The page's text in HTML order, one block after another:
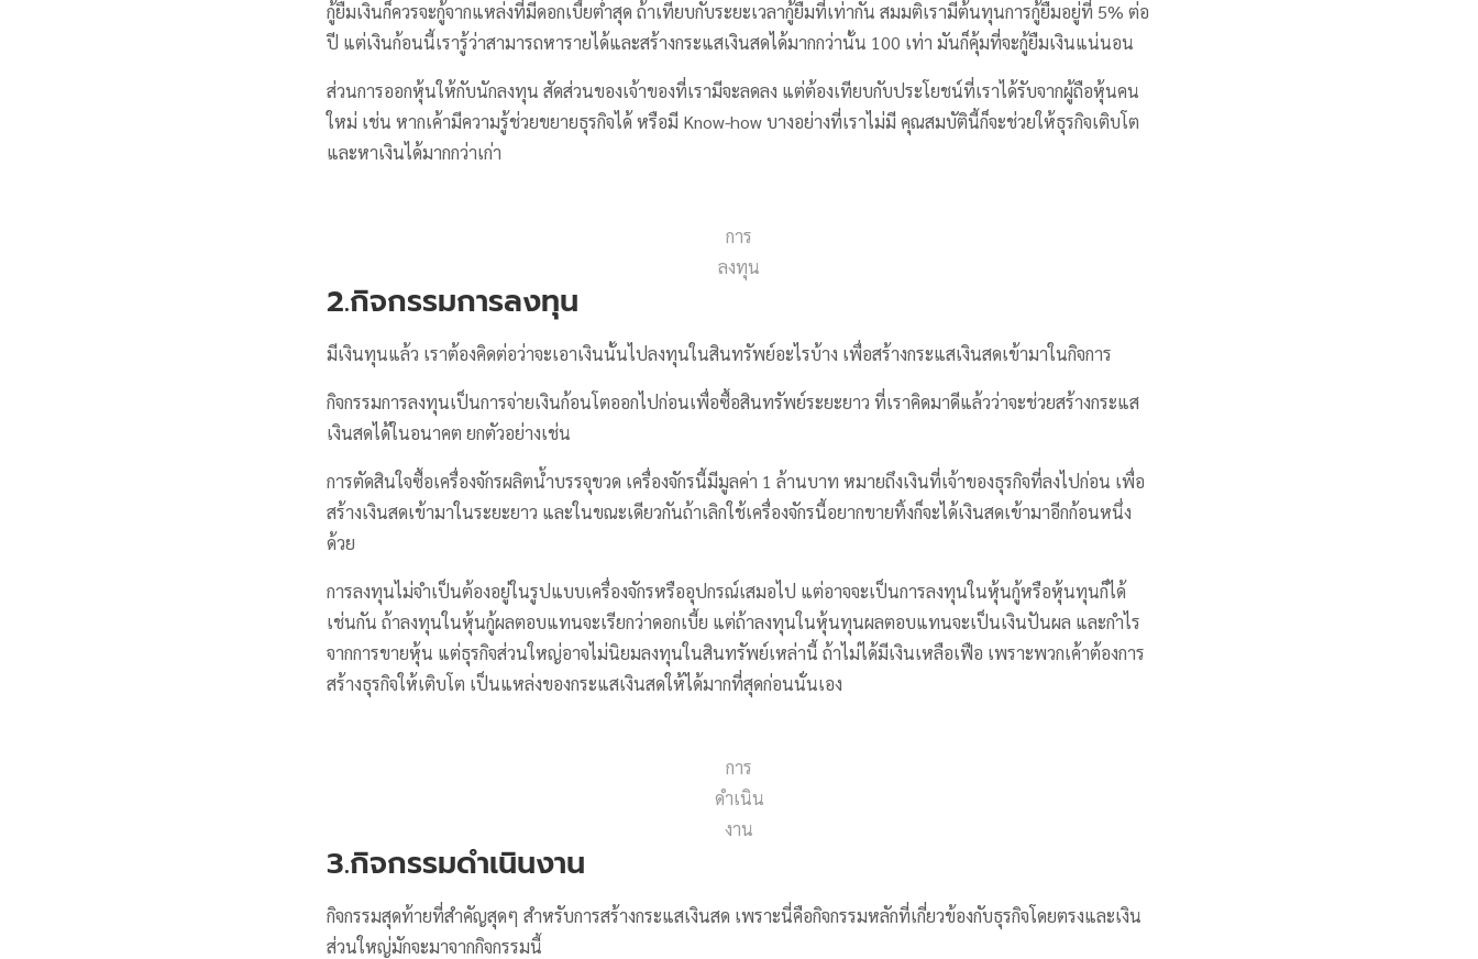
กู้ยืมเงินก็ควรจะกู้จากแหล่งที่มีดอกเบี้ยต่ำสุด ถ้าเทียบกับระยะเวลากู้ยืมที่เท่ากัน สมมติเรามีต้นทุนการกู้ยืมอยู่ที่ 5% ต่อ
ปี แต่เงินก้อนนี้เรารู้ว่าสามารถหารายได้และสร้างกระแสเงินสดได้มากกว่านั้น 100 เท่า มันก็คุ้มที่จะกู้ยืมเงินแน่นอน
ส่วนการออกหุ้นให้กับนักลงทุน สัดส่วนของเจ้าของที่เรามีจะลดลง แต่ต้องเทียบกับประโยชน์ที่เราได้รับจากผู้ถือหุ้นคน
ใหม่ เช่น หากเค้ามีความรู้ช่วยขยายธุรกิจได้ หรือมี Know-how บางอย่างที่เราไม่มี คุณสมบัตินี้ก็จะช่วยให้ธุรกิจเติบโต
และหาเงินได้มากกว่าเก่า
การ
ลงทุน
2.กิจกรรมการลงทุน
มีเงินทุนแล้ว เราต้องคิดต่อว่าจะเอาเงินนั้นไปลงทุนในสินทรัพย์อะไรบ้าง เพื่อสร้างกระแสเงินสดเข้ามาในกิจการ
กิจกรรมการลงทุนเป็นการจ่ายเงินก้อนโตออกไปก่อนเพื่อซื้อสินทรัพย์ระยะยาว ที่เราคิดมาดีแล้วว่าจะช่วยสร้างกระแส
เงินสดได้ในอนาคต ยกตัวอย่างเช่น
การตัดสินใจซื้อเครื่องจักรผลิตน้ำบรรจุขวด เครื่องจักรนี้มีมูลค่า 1 ล้านบาท หมายถึงเงินที่เจ้าของธุรกิจที่ลงไปก่อน เพื่อ
สร้างเงินสดเข้ามาในระยะยาว และในขณะเดียวกันถ้าเลิกใช้เครื่องจักรนี้อยากขายทิ้งก็จะได้เงินสดเข้ามาอีกก้อนหนึ่ง
ด้วย
การลงทุนไม่จำเป็นต้องอยู่ในรูปแบบเครื่องจักรหรืออุปกรณ์เสมอไป แต่อาจจะเป็นการลงทุนในหุ้นกู้หรือหุ้นทุนก็ได้
เช่นกัน ถ้าลงทุนในหุ้นกู้ผลตอบแทนจะเรียกว่าดอกเบี้ย แต่ถ้าลงทุนในหุ้นทุนผลตอบแทนจะเป็นเงินปันผล และกำไร
จากการขายหุ้น แต่ธุรกิจส่วนใหญ่อาจไม่นิยมลงทุนในสินทรัพย์เหล่านี้ ถ้าไม่ได้มีเงินเหลือเฟือ เพราะพวกเค้าต้องการ
สร้างธุรกิจให้เติบโต เป็นแหล่งของกระแสเงินสดให้ได้มากที่สุดก่อนนั่นเอง
การ
ดำเนิน
งาน
3.กิจกรรมดำเนินงาน
กิจกรรมสุดท้ายที่สำคัญสุดๆ สำหรับการสร้างกระแสเงินสด เพราะนี่คือกิจกรรมหลักที่เกี่ยวข้องกับธุรกิจโดยตรงและเงิน
ส่วนใหญ่มักจะมาจากกิจกรรมนี้